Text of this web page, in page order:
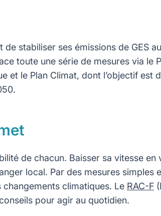
de stabiliser ses émissions de GES
toute une série de mesures via le
et le Plan Climat, dont l’objectif est
de chacun. Baisser sa vitesse
local. Par des mesures simples
climatiques. Le RAC-F
pour agir au quotidien.